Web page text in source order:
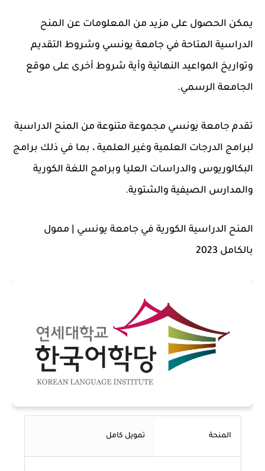
يمكن الحصول على مزيد من المعلومات عن المنح
الدراسية المتاحة في جامعة يونسي وشروط التقديم
وتواريخ المواعيد النهائية وأية شروط أخرى على موقع
الجامعة الرسمي.
تقدم جامعة يونسي مجموعة متنوعة من المنح الدراسية
لبرامج الدرجات العلمية وغير العلمية ، بما في ذلك برامج
البكالوريوس والدراسات العليا وبرامج اللغة الكورية
والمدارس الصيفية والشتوية.
المنح الدراسية الكورية في جامعة يونسي | ممول
بالكامل 2023
المنحة تمويل كامل